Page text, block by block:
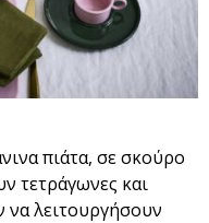
πιάτα, σε σκούρο
τετράγωνες και
να λειτουργήσουν